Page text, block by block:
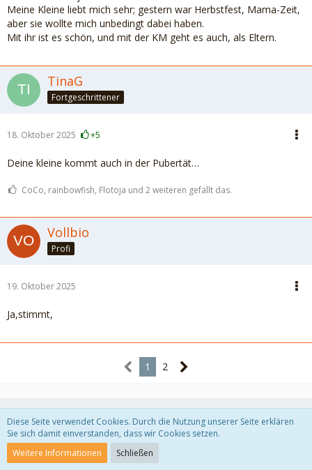
Meine Kleine liebt mich sehr; gestern war Herbstfest, Mama-Zeit,
aber sie wollte mich unbedingt dabei haben.
Mit ihr ist es schön, und mit der KM geht es auch, als Eltern.
TinaG
Fortgeschrittener
18. Oktober 2025 +5
Deine kleine kommt auch in der Pubertät…
CoCo, rainbowfish, Flotoja und 2 weiteren gefällt das.
Vollbio
Profi
19. Oktober 2025
Ja,stimmt,
1 2
Teilen
Diese Seite verwendet Cookies. Durch die Nutzung unserer Seite erklären
Sie sich damit einverstanden, dass wir Cookies setzen.
Weitere Informationen
Schließen